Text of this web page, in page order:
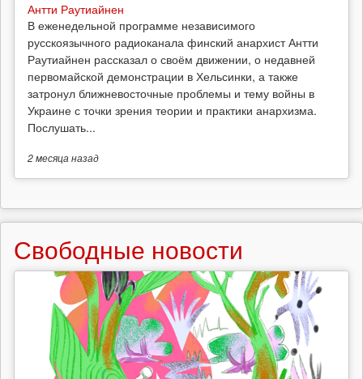
Антти Раутиайнен
В еженедельной программе независимого
русскоязычного радиоканала финский анархист Антти
Раутиайнен рассказал о своём движении, о недавней
первомайской демонстрации в Хельсинки, а также
затронул ближневосточные проблемы и тему войны в
Украине с точки зрения теории и практики анархизма.
Послушать...
2 месяцаназад
Свободные новости